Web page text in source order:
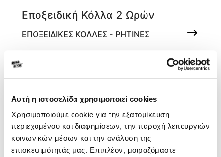
Αυτή η ιστοσελίδα χρησιμοποιεί cookies
Χρησιμοποιούμε cookie για την εξατομίκευση
περιεχομένου και διαφημίσεων, την παροχή λειτουργιών
κοινωνικών μέσων και την ανάλυση της
επισκεψιμότητάς μας. Επιπλέον, μοιραζόμαστε
Εποξειδική Κόλλα 2 Ωρών
ΕΠΟΞΕΙΔΙΚΕΣ ΚΟΛΛΕΣ - ΡΗΤΙΝΕΣ